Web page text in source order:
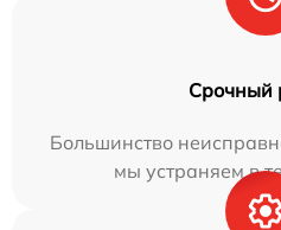
Срочный
Большинство
мы устраняем в